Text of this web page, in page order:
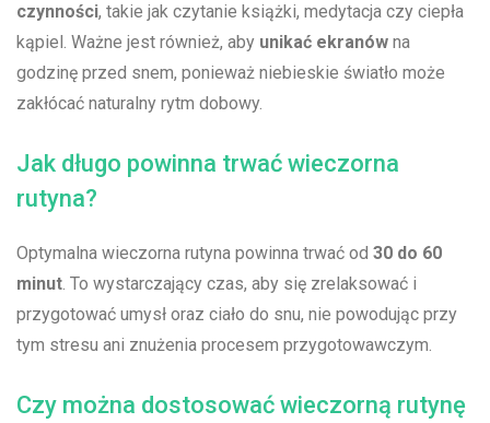
czynności, takie ​jak czytanie książki, medytacja ⁢czy ciepła
kąpiel. Ważne ​jest również, aby unikać ekranów na
godzinę przed snem, ponieważ niebieskie światło‍ może
zakłócać naturalny rytm dobowy.
Jak długo powinna trwać wieczorna
rutyna?
Optymalna wieczorna rutyna powinna trwać od 30​ do 60
minut. To wystarczający czas, aby się zrelaksować i
przygotować umysł oraz ciało do snu, nie⁢ powodując przy​
tym stresu ani znużenia procesem‍ przygotowawczym.
Czy można dostosować wieczorną rutynę